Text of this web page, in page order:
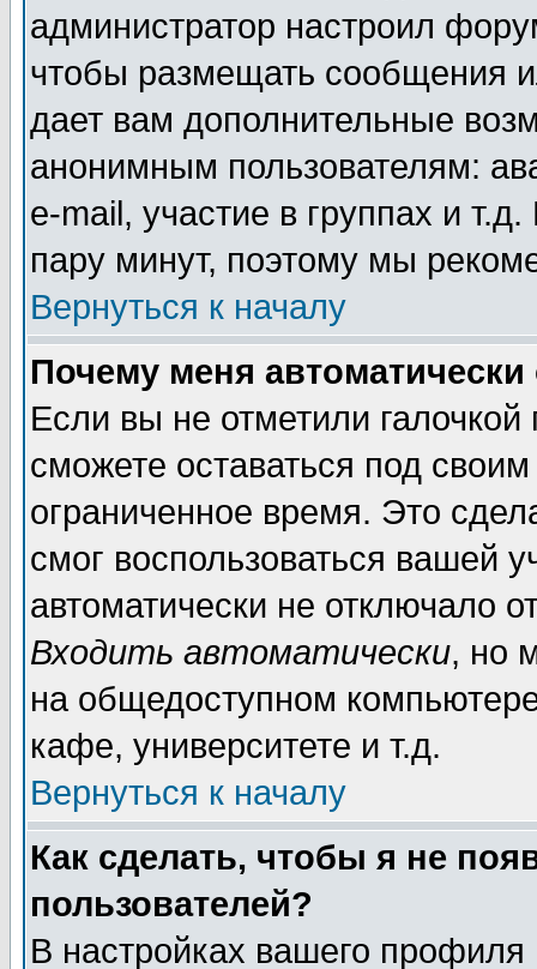
администратор настроил
чтобы размещать сообщения
дает вам дополнительные
анонимным пользователям:
e-mail, участие в группах и
пару минут, поэтому мы
Вернуться к началу
Почему меня автоматически
Если вы не отметили галочкой
сможете оставаться под
ограниченное время. Это
смог воспользоваться вашей
автоматически не отключало
Входить автоматически, но
на общедоступном
кафе, университете и т.д.
Вернуться к началу
Как сделать, чтобы я не
пользователей?
В настройках вашего